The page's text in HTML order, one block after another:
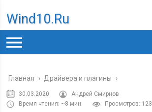
Wind10.ru
Главная › Драйвера и плагины ›
30.03.2020
Андрей Смирнов
Время чтения: ~8 мин.
Просмотров: 123